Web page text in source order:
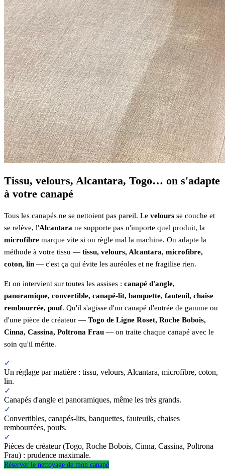
Tissu, velours, Alcantara, Togo… on s'adapte
à votre canapé
Tous les canapés ne se nettoient pas pareil. Le velours se couche et
se relève, l'Alcantara ne supporte pas n'importe quel produit, la
microfibre marque vite si on règle mal la machine. On adapte la
méthode à votre tissu — tissu, velours, Alcantara, microfibre,
coton, lin — c'est ça qui évite les auréoles et ne fragilise rien.
Et on intervient sur toutes les assises : canapé d'angle,
panoramique, convertible, canapé-lit, banquette, fauteuil, chaise
rembourrée, pouf. Qu'il s'agisse d'un canapé d'entrée de gamme ou
d'une pièce de créateur — Togo de Ligne Roset, Roche Bobois,
Cinna, Cassina, Poltrona Frau — on traite chaque canapé avec le
soin qu'il mérite.
✓
Un réglage par matière : tissu, velours, Alcantara, microfibre, coton,
lin.
✓
Canapés d'angle et panoramiques, même les très grands.
✓
Convertibles, canapés-lits, banquettes, fauteuils, chaises
rembourrées, poufs.
✓
Pièces de créateur (Togo, Roche Bobois, Cinna, Cassina, Poltrona
Frau) : prudence maximale.
Réserver le nettoyage de mon canapé